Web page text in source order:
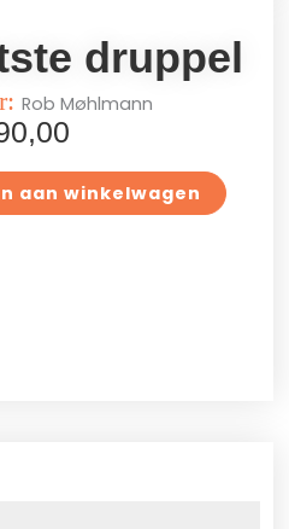
druppel
Rob Møhlmann
aan winkelwagen